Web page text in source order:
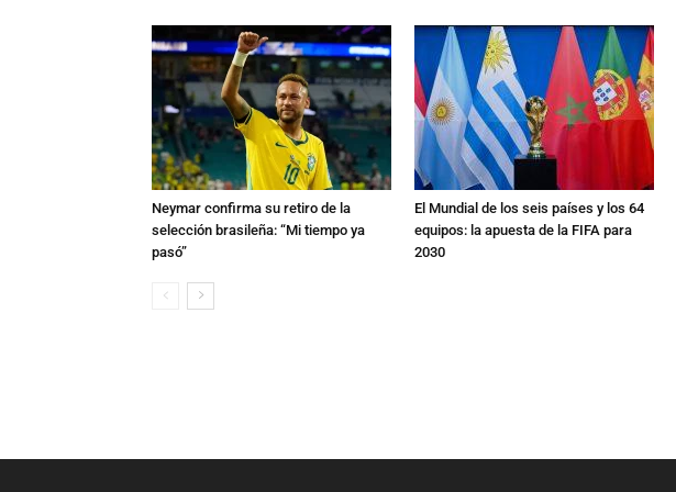
Neymar confirma su retiro de la
selección brasileña: “Mi tiempo ya
pasó”
El Mundial de los seis países y los 64
equipos: la apuesta de la FIFA para
2030